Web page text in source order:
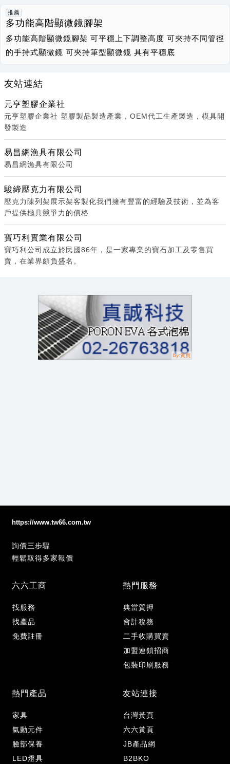
推薦
多功能高階顯微鏡腳架
多功能高階顯微鏡腳架 可平穩上下調整高度 可夾持不同管徑
的手持式顯微鏡 可夾持筆型顯微鏡 具有平穩底
友站連結
元亨塑膠企業社
元亨塑膠企業社 塑膠製品製造產業，OEM代工生產製造，模具開
發製造
易昌網漁具有限公司
易昌網漁具有限公司
駿締壓克力有限公司
壓克力陳列架展示架客製化我們擁有豐富的經驗及技術，並為客
戶提供極具競爭力的價格
寶巧利實業有限公司
寶巧利公司成立於民國86年，是一家專業的寶石加工及零售買
賣，在業界頗負盛名。
https://www.tw66.com.tw
詢價三步驟
輕鬆取得多家報價
六六工商
找服務
找產品
免費註冊
熱門服務
典當質押
會計稅務
二手收購買賣
加盟連鎖招商
包裝印刷服務
熱門產品
家具
氣動元件
臉部保養
LED燈具
友站連接
台灣黃頁
六六黃頁
JB產品網
B2BKO